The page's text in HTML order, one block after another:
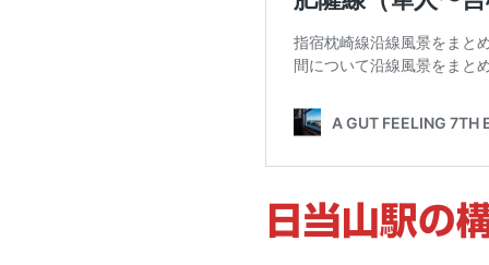
日当山駅の